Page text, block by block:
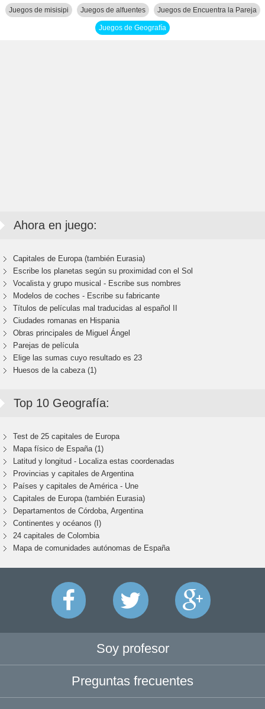
Juegos de misisipi Juegos de alfuentes Juegos de Encuentra la Pareja
Juegos de Geografía
Ahora en juego:
Capitales de Europa (también Eurasia)
Escribe los planetas según su proximidad con el Sol
Vocalista y grupo musical - Escribe sus nombres
Modelos de coches - Escribe su fabricante
Títulos de películas mal traducidas al español II
Ciudades romanas en Hispania
Obras principales de Miguel Ángel
Parejas de película
Elige las sumas cuyo resultado es 23
Huesos de la cabeza (1)
Top 10 Geografía:
Test de 25 capitales de Europa
Mapa físico de España (1)
Latitud y longitud - Localiza estas coordenadas
Provincias y capitales de Argentina
Países y capitales de América - Une
Capitales de Europa (también Eurasia)
Departamentos de Córdoba, Argentina
Continentes y océanos (I)
24 capitales de Colombia
Mapa de comunidades autónomas de España
Soy profesor
Preguntas frecuentes